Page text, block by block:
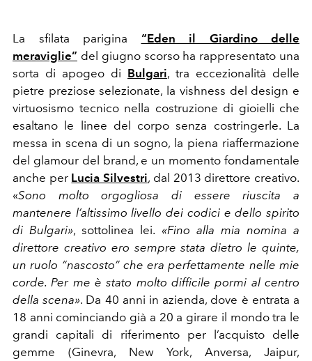
La sfilata parigina “Eden il Giardino delle
meraviglie” del giugno scorso ha rappresentato una
sorta di apogeo di Bulgari, tra eccezionalità delle
pietre preziose selezionate, la vishness del design e
virtuosismo tecnico nella costruzione di gioielli che
esaltano le linee del corpo senza costringerle. La
messa in scena di un sogno, la piena riaffermazione
del glamour del brand, e un momento fondamentale
anche per Lucia Silvestri, dal 2013 direttore creativo.
«Sono molto orgogliosa di essere riuscita a
mantenere l’altissimo livello dei codici e dello spirito
di Bulgari», sottolinea lei. «Fino alla mia nomina a
direttore creativo ero sempre stata dietro le quinte,
un ruolo “nascosto” che era perfettamente nelle mie
corde. Per me è stato molto difficile pormi al centro
della scena». Da 40 anni in azienda, dove è entrata a
18 anni cominciando già a 20 a girare il mondo tra le
grandi capitali di riferimento per l’acquisto delle
gemme (Ginevra, New York, Anversa, Jaipur,